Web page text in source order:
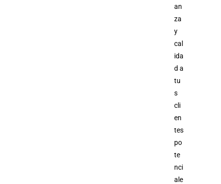
an
za
y
cal
ida
d a
tu
s
cli
en
tes
po
te
nci
ale